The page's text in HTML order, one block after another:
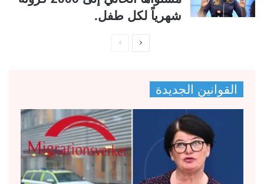
شهرياً لكل طفل.
ح
ة
ا
ل
ح
القوانين الجديدة